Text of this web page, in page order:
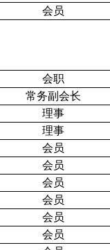
会员
会职
常务副会长
理事
理事
会员
会员
会员
会员
会员
会员